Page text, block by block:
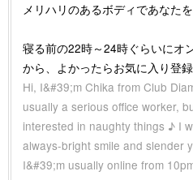
メリハリのあるボディであなた
寝る前の22時～24時ぐらいにオ
から、よかったらお気に入り登
Hi, I&#39;m Chika from Club
usually a serious office worker,
interested in naughty things ♪ I
always-bright smile and slender
I&#39;m usually online from